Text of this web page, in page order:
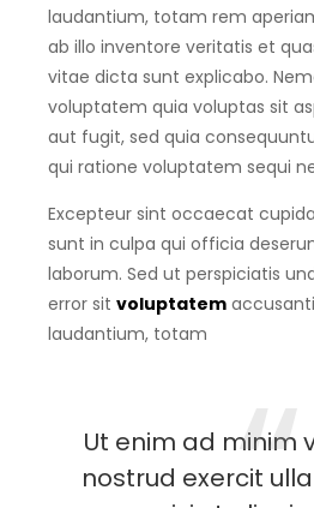
laudantium, totam rem
ab illo inventore veritatis et
vitae dicta sunt explicabo.
voluptatem quia voluptas sit
aut fugit, sed quia
qui ratione voluptatem sequi
Excepteur sint occaecat
sunt in culpa qui officia
laborum. Sed ut perspiciatis
error sit voluptatem
laudantium, totam
Ut enim ad minim
nostrud exercit